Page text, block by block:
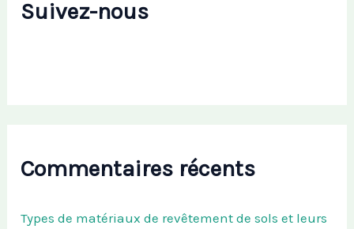
Suivez-nous
Commentaires récents
Types de matériaux de revêtement de sols et leurs